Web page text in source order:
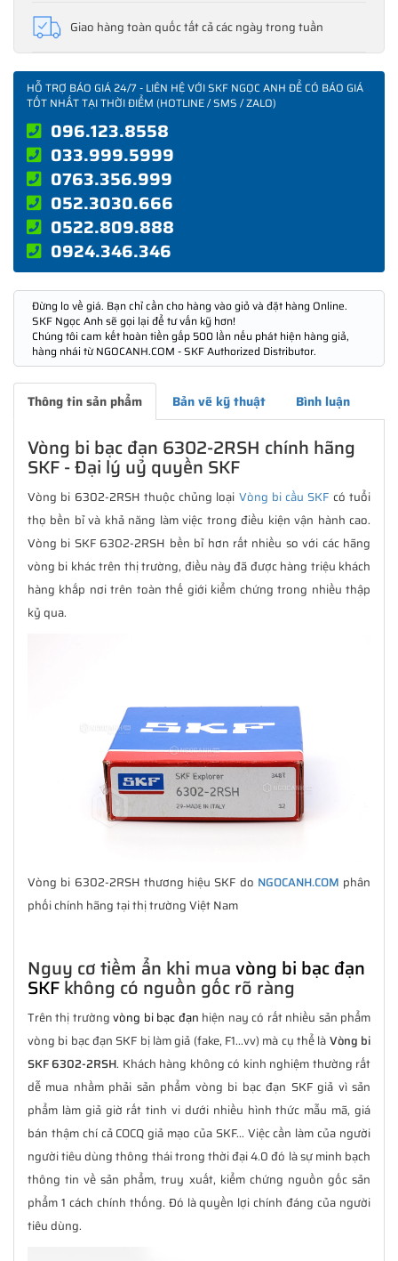
Giao hàng toàn quốc tất cả các ngày trong tuần
HỖ TRỢ BÁO GIÁ 24/7 - LIÊN HỆ VỚI SKF NGỌC ANH ĐỂ CÓ BÁO GIÁ
TỐT NHẤT TẠI THỜI ĐIỂM (HOTLINE / SMS / ZALO)
096.123.8558
033.999.5999
0763.356.999
052.3030.666
0522.809.888
0924.346.346
Đừng lo về giá. Bạn chỉ cần cho hàng vào giỏ và đặt hàng Online.
SKF Ngọc Anh sẽ gọi lại để tư vấn kỹ hơn!
Chúng tôi cam kết hoàn tiền gấp 500 lần nếu phát hiện hàng giả,
hàng nhái từ NGOCANH.COM - SKF Authorized Distributor.
Thông tin sản phẩm Bản vẽ kỹ thuật Bình luận
Vòng bi bạc đạn 6302-2RSH chính hãng
SKF - Đại lý uỷ quyền SKF
Vòng bi 6302-2RSH thuộc chủng loại Vòng bi cầu SKF có tuổi
thọ bền bỉ và khả năng làm việc trong điều kiện vận hành cao.
Vòng bi SKF 6302-2RSH bền bỉ hơn rất nhiều so với các hãng
vòng bi khác trên thị trường, điều này đã được hàng triệu khách
hàng khắp nơi trên toàn thế giới kiểm chứng trong nhiều thập
kỷ qua.
Vòng bi 6302-2RSH thương hiệu SKF do NGOCANH.COM phân
phối chính hãng tại thị trường Việt Nam
Nguy cơ tiềm ẩn khi muavòng bi bạc đạn
SKFkhông có nguồn gốc rõ ràng
Trên thị trườngvòng bi bạc đạn hiện nay có rất nhiều sản phẩm
vòng bi bạc đạn SKF bị làm giả (fake, F1...vv) mà cụ thể làVòng bi
SKF 6302-2RSH. Khách hàng không có kinh nghiệm thường rất
dễ mua nhầm phải sản phẩm vòng bi bạc đạn SKF giả vì sản
phẩm làm giả giờ rất tinh vi dưới nhiều hình thức mẫu mã, giá
bán thậm chí cả COCQ giả mạo của SKF... Việc cần làm của người
người tiêu dùng thông thái trong thời đại 4.0 đó là sự minh bạch
thông tin về sản phẩm, truy xuất, kiểm chứng nguồn gốc sản
phẩm 1 cách chính thống. Đó là quyền lợi chính đáng của người
tiêu dùng.